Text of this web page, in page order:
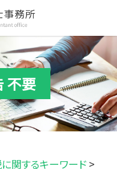
不要
関するキーワード>